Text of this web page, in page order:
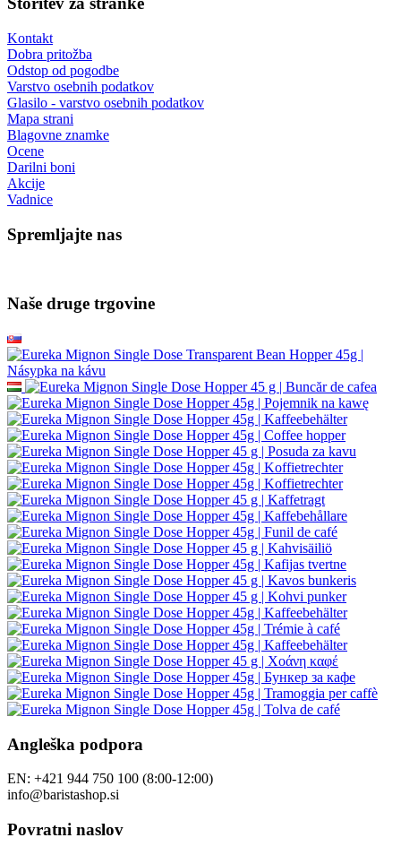
Kontakt
Dobra pritožba
Odstop od pogodbe
Varstvo osebnih podatkov
Glasilo - varstvo osebnih podatkov
Mapa strani
Blagovne znamke
Ocene
Darilni boni
Akcije
Vadnice
Spremljajte nas
Naše druge trgovine
Angleška podpora
EN: +421 944 750 100 (8:00-12:00)
info@baristashop.si
Povratni naslov